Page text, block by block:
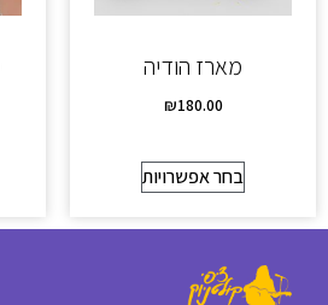
מארז הודיה
₪180.00
בחר אפשרויות